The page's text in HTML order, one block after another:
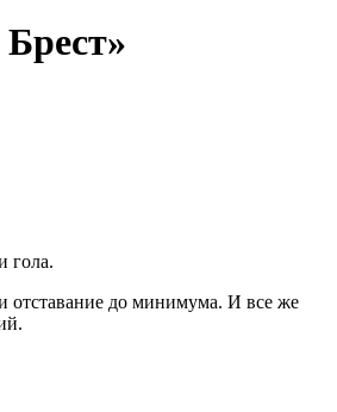
гола.
отставание до минимума. И все же